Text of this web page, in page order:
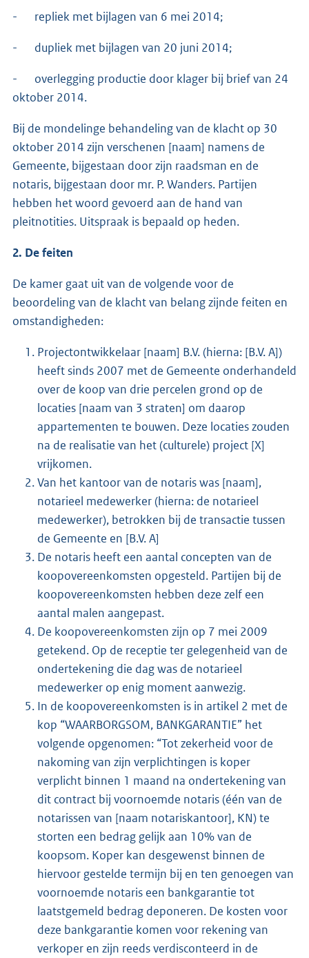
- repliek met bijlagen van 6 mei 2014;
- dupliek met bijlagen van 20 juni 2014;
- overlegging productie door klager bij brief van 24
oktober 2014.
Bij de mondelinge behandeling van de klacht op 30
oktober 2014 zijn verschenen [naam] namens de
Gemeente, bijgestaan door zijn raadsman en de
notaris, bijgestaan door mr. P. Wanders. Partijen
hebben het woord gevoerd aan de hand van
pleitnotities. Uitspraak is bepaald op heden.
2. De feiten
De kamer gaat uit van de volgende voor de
beoordeling van de klacht van belang zijnde feiten en
omstandigheden:
Projectontwikkelaar [naam] B.V. (hierna: [B.V. A])
heeft sinds 2007 met de Gemeente onderhandeld
over de koop van drie percelen grond op de
locaties [naam van 3 straten] om daarop
appartementen te bouwen. Deze locaties zouden
na de realisatie van het (culturele) project [X]
vrijkomen.
Van het kantoor van de notaris was [naam],
notarieel medewerker (hierna: de notarieel
medewerker), betrokken bij de transactie tussen
de Gemeente en [B.V. A]
De notaris heeft een aantal concepten van de
koopovereenkomsten opgesteld. Partijen bij de
koopovereenkomsten hebben deze zelf een
aantal malen aangepast.
De koopovereenkomsten zijn op 7 mei 2009
getekend. Op de receptie ter gelegenheid van de
ondertekening die dag was de notarieel
medewerker op enig moment aanwezig.
In de koopovereenkomsten is in artikel 2 met de
kop “WAARBORGSOM, BANKGARANTIE” het
volgende opgenomen: “Tot zekerheid voor de
nakoming van zijn verplichtingen is koper
verplicht binnen 1 maand na ondertekening van
dit contract bij voornoemde notaris (één van de
notarissen van [naam notariskantoor], KN) te
storten een bedrag gelijk aan 10% van de
koopsom. Koper kan desgewenst binnen de
hiervoor gestelde termijn bij en ten genoegen van
voornoemde notaris een bankgarantie tot
laatstgemeld bedrag deponeren. De kosten voor
deze bankgarantie komen voor rekening van
verkoper en zijn reeds verdisconteerd in de